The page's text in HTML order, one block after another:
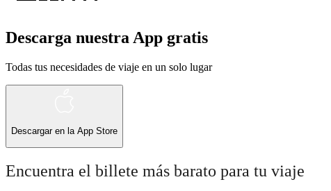
Descarga nuestra App gratis
Todas tus necesidades de viaje en un solo lugar
Descargar en la App Store
Encuentra el billete más barato para tu viaje